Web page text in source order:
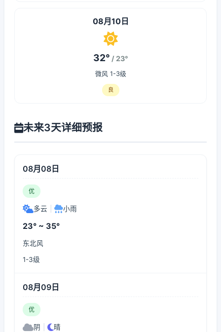
08月10日
32° / 23°
微风 1-3级
良
未来3天详细预报
08月08日
优
多云 小雨
23° ~ 35°
东北风
1-3级
08月09日
优
阴 晴